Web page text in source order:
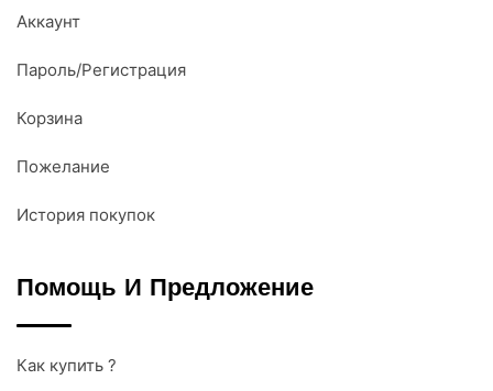
Аккаунт
Пароль/Регистрация
Корзина
Пожелание
История покупок
Помощь И Предложение
Как купить ?